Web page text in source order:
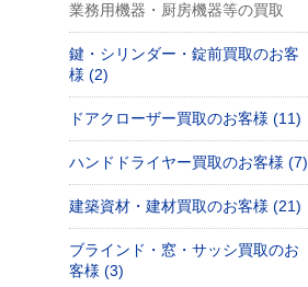
業務用機器・厨房機器等の買取
鍵・シリンダー・錠前買取のお客
様 (2)
ドアクローザー買取のお客様 (11)
ハンドドライヤー買取のお客様 (7)
建築資材・建材買取のお客様 (21)
ブラインド・窓・サッシ買取のお
客様 (3)